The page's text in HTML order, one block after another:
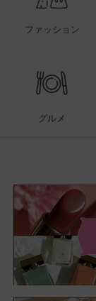
ファッション
グルメ